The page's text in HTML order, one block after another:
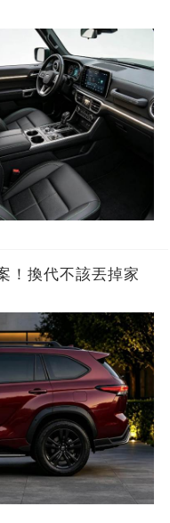
！換代不該丟掉家